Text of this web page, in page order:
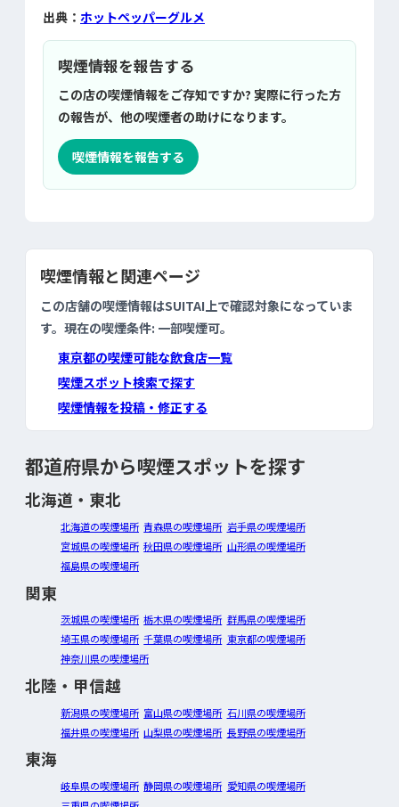
出典： ホットペッパーグルメ
喫煙情報を報告する
この店の喫煙情報をご存知ですか? 実際に行った方
の報告が、他の喫煙者の助けになります。
喫煙情報を報告する
喫煙情報と関連ページ
この店舗の喫煙情報はSUITAI上で確認対象になっていま
す。現在の喫煙条件: 一部喫煙可。
東京都の喫煙可能な飲食店一覧
喫煙スポット検索で探す
喫煙情報を投稿・修正する
都道府県から喫煙スポットを探す
北海道・東北
北海道の喫煙場所 青森県の喫煙場所 岩手県の喫煙場所
宮城県の喫煙場所 秋田県の喫煙場所 山形県の喫煙場所
福島県の喫煙場所
関東
茨城県の喫煙場所 栃木県の喫煙場所 群馬県の喫煙場所
埼玉県の喫煙場所 千葉県の喫煙場所 東京都の喫煙場所
神奈川県の喫煙場所
北陸・甲信越
新潟県の喫煙場所 富山県の喫煙場所 石川県の喫煙場所
福井県の喫煙場所 山梨県の喫煙場所 長野県の喫煙場所
東海
岐阜県の喫煙場所 静岡県の喫煙場所 愛知県の喫煙場所